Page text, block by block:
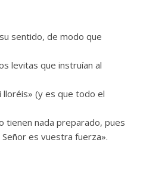
sentido, de modo que
levitas que instruían al
(y es que todo el
tienen nada preparado, pues
es vuestra fuerza».